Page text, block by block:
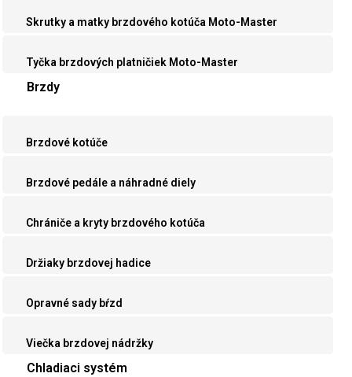
Skrutky a matky brzdového kotúča Moto-Master
Tyčka brzdových platničiek Moto-Master
Brzdy
Brzdové kotúče
Brzdové pedále a náhradné diely
Chrániče a kryty brzdového kotúča
Držiaky brzdovej hadice
Opravné sady bŕzd
Viečka brzdovej nádržky
Chladiaci systém